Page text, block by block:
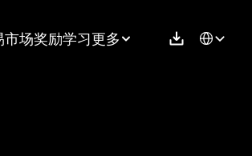
市场奖励学习更多 Select